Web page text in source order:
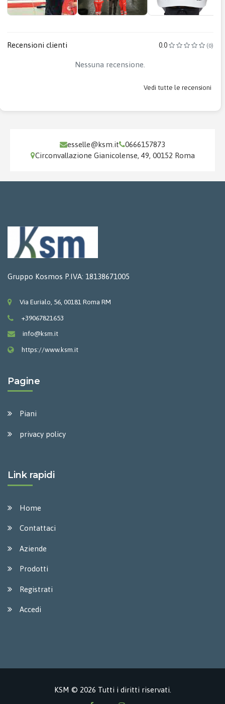
Recensioni clienti 0.0 (0)
Nessuna recensione.
Vedi tutte le recensioni
esselle@ksm.it
0666157873
Circonvallazione Gianicolense, 49, 00152 Roma
Gruppo Kosmos P.IVA: 18138671005
Via Eurialo, 56, 00181 Roma RM
+39067821653
info@ksm.it
https://www.ksm.it
Pagine
Piani
privacy policy
Link rapidi
Home
Contattaci
Aziende
Prodotti
Registrati
Accedi
KSM © 2026 Tutti i diritti riservati.